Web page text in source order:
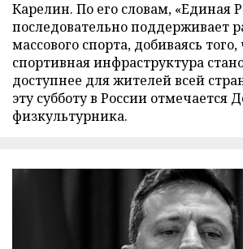
Карелин. По его словам, «Единая
последовательно поддерживает
массового спорта, добиваясь
спортивная инфраструктура
доступнее для жителей всей
эту субботу в России отмечается
физкультурника.